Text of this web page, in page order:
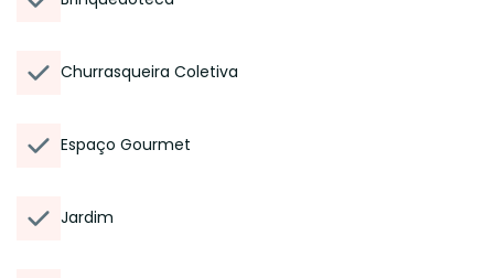
Churrasqueira Coletiva
Espaço Gourmet
Jardim